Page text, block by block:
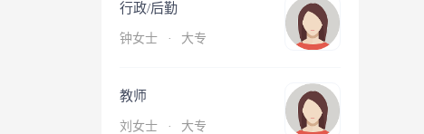
行政/后勤
钟女士 · 大专
教师
刘女士 · 大专